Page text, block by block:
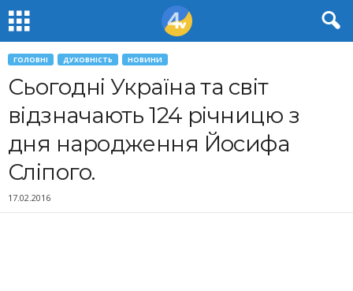
ГОЛОВНІ ДУХОВНІСТЬ НОВИНИ
Сьогодні Україна та світ
відзначають 124 річницю з
дня народження Йосифа
Сліпого.
17.02.2016